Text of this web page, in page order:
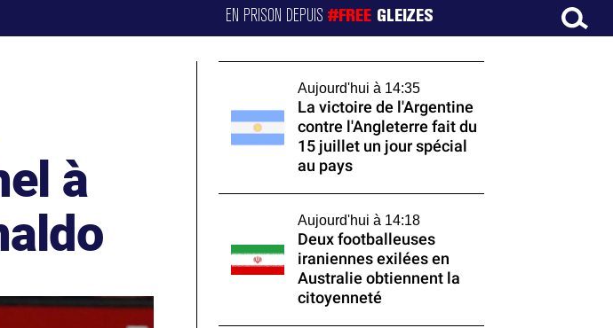
EN PRISON DEPUIS#FREE GLEIZES
à
Aujourd'hui à 14:35
La victoire de l'Argentine
contre l'Angleterre fait du
15 juillet un jour spécial
au pays
Aujourd'hui à 14:18
Deux footballeuses
iraniennes exilées en
Australie obtiennent la
citoyenneté